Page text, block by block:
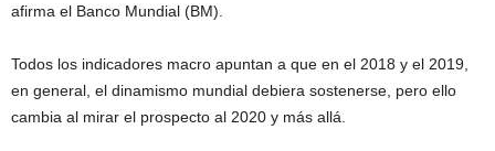
afirma el Banco Mundial (BM).
Todos los indicadores macro apuntan a que en el 2018 y el 2019,
en general, el dinamismo mundial debiera sostenerse, pero ello
cambia al mirar el prospecto al 2020 y más allá.